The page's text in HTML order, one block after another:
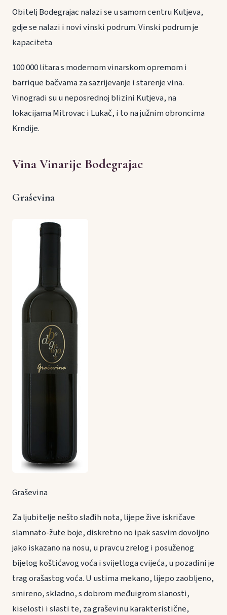
Obitelj Bodegrajac nalazi se u samom centru Kutjeva,
gdje se nalazi i novi vinski podrum. Vinski podrum je
kapaciteta
100 000 litara s modernom vinarskom opremom i
barrique bačvama za sazrijevanje i starenje vina.
Vinogradi su u neposrednoj blizini Kutjeva, na
lokacijama Mitrovac i Lukač, i to na južnim obroncima
Krndije.
Vina Vinarije Bodegrajac
Graševina
Graševina
Za ljubitelje nešto slađih nota, lijepe žive iskričave
slamnato-žute boje, diskretno no ipak sasvim dovoljno
jako iskazano na nosu, u pravcu zrelog i posuženog
bijelog koštićavog voća i svijetloga cvijeća, u pozadini je
trag orašastog voća. U ustima mekano, lijepo zaobljeno,
smireno, skladno, s dobrom međuigrom slanosti,
kiselosti i slasti te, za graševinu karakteristične,